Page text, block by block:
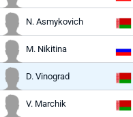
N. Asmykovich
M. Nikitina
D. Vinograd
V. Marchik